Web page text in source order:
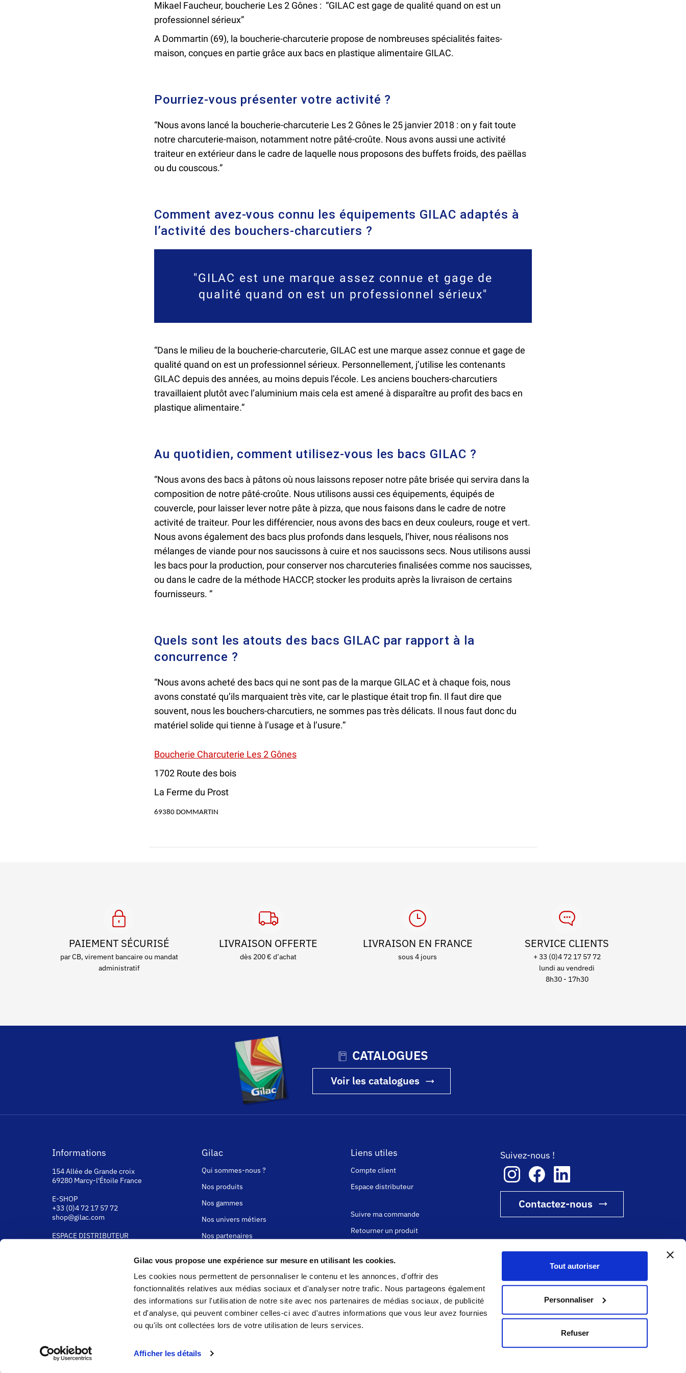
Gilac vous propose une expérience sur mesure en utilisant les cookies.
Les cookies nous permettent de personnaliser le contenu et les annonces, d'offrir des
fonctionnalités relatives aux médias sociaux et d'analyser notre trafic. Nous partageons également
des informations sur l'utilisation de notre site avec nos partenaires de médias sociaux, de publicité
et d'analyse, qui peuvent combiner celles-ci avec d'autres informations que vous leur avez fournies
ou qu'ils ont collectées lors de votre utilisation de leurs services.
Afficher les détails
Tout autoriser
Personnaliser
Refuser
Mikael Faucheur, boucherie Les 2 Gônes : “GILAC est gage de qualité quand on est un
professionnel sérieux”
A Dommartin (69), la boucherie-charcuterie propose de nombreuses spécialités faites-
maison, conçues en partie grâce aux bacs en plastique alimentaire GILAC.
Pourriez-vous présenter votre activité ?
“Nous avons lancé la boucherie-charcuterie Les 2 Gônes le 25 janvier 2018 : on y fait toute
notre charcuterie-maison, notamment notre pâté-croûte. Nous avons aussi une activité
traiteur en extérieur dans le cadre de laquelle nous proposons des buffets froids, des paëllas
ou du couscous.”
Comment avez-vous connu les équipements GILAC adaptés à
l’activité des bouchers-charcutiers ?
"GILAC est une marque assez connue et gage de
qualité quand on est un professionnel sérieux"
“Dans le milieu de la boucherie-charcuterie, GILAC est une marque assez connue et gage de
qualité quand on est un professionnel sérieux. Personnellement, j’utilise les contenants
GILAC depuis des années, au moins depuis l’école. Les anciens bouchers-charcutiers
travaillaient plutôt avec l’aluminium mais cela est amené à disparaître au profit des bacs en
plastique alimentaire.”
Au quotidien, comment utilisez-vous les bacs GILAC ?
“Nous avons des bacs à pâtons où nous laissons reposer notre pâte brisée qui servira dans la
composition de notre pâté-croûte. Nous utilisons aussi ces équipements, équipés de
couvercle, pour laisser lever notre pâte à pizza, que nous faisons dans le cadre de notre
activité de traiteur. Pour les différencier, nous avons des bacs en deux couleurs, rouge et vert.
Nous avons également des bacs plus profonds dans lesquels, l’hiver, nous réalisons nos
mélanges de viande pour nos saucissons à cuire et nos saucissons secs. Nous utilisons aussi
les bacs pour la production, pour conserver nos charcuteries finalisées comme nos saucisses,
ou dans le cadre de la méthode HACCP, stocker les produits après la livraison de certains
fournisseurs. ”
Quels sont les atouts des bacs GILAC par rapport à la
concurrence ?
“Nous avons acheté des bacs qui ne sont pas de la marque GILAC et à chaque fois, nous
avons constaté qu’ils marquaient très vite, car le plastique était trop fin. Il faut dire que
souvent, nous les bouchers-charcutiers, ne sommes pas très délicats. Il nous faut donc du
matériel solide qui tienne à l’usage et à l’usure.”
Boucherie Charcuterie Les 2 Gônes
1702 Route des bois
La Ferme du Prost
69380 DOMMARTIN
PAIEMENT SÉCURISÉ
par CB, virement bancaire ou mandat
administratif
LIVRAISON OFFERTE
dès 200 € d’achat
LIVRAISON EN FRANCE
sous 4 jours
SERVICE CLIENTS
+ 33 (0)4 72 17 57 72
lundi au vendredi
8h30 - 17h30
CATALOGUES
Voir les catalogues
Informations
154 Allée de Grande croix
69280 Marcy-l'Étoile France
E-SHOP
+33 (0)4 72 17 57 72
shop@gilac.com
ESPACE DISTRIBUTEUR
ÈNE & MÉDICAL
www.gilac-hygiene-medical.com
Gilac
Qui sommes-nous ?
Nos produits
Nos gammes
Nos univers métiers
Nos partenaires
La sécurité alimentaire
La fabrication française
La personnalisation
Liens utiles
Compte client
Espace distributeur
Suivre ma commande
Retourner un produit
Paiement sécurisé
Conditions Générales de Vente
Questions fréquentes
Suivez-nous !
Contactez-nous
Marchand approuvé par la Société des Avis Garantis,
★★★★★